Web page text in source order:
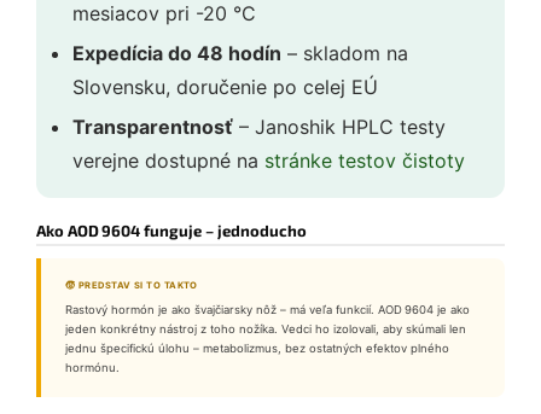
mesiacov pri -20 °C
Expedícia do 48 hodín – skladom na
Slovensku, doručenie po celej EÚ
Transparentnosť – Janoshik HPLC testy
verejne dostupné na stránke testov čistoty
Ako AOD 9604 funguje – jednoducho
🧒 PREDSTAV SI TO TAKTO
Rastový hormón je ako švajčiarsky nôž – má veľa funkcií. AOD 9604 je ako
jeden konkrétny nástroj z toho nožíka. Vedci ho izolovali, aby skúmali len
jednu špecifickú úlohu – metabolizmus, bez ostatných efektov plného
hormónu.